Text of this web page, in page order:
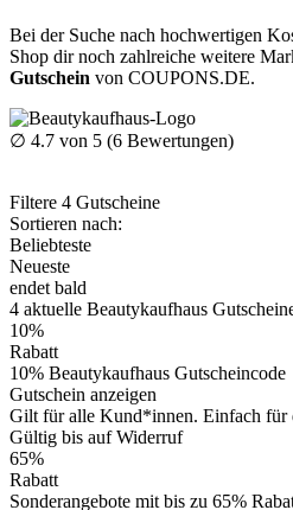
Bei der Suche nach hochwertigen
Shop dir noch zahlreiche weitere
Gutschein von COUPONS.DE.
∅ 4.7 von 5 (6 Bewertungen)
Filtere 4 Gutscheine
Sortieren nach:
Beliebteste
Neueste
endet bald
4 aktuelle Beautykaufhaus
10%
Rabatt
10% Beautykaufhaus Gutscheincode
Gutschein anzeigen
Gilt für alle Kund*innen. Einfach für
Gültig bis auf Widerruf
65%
Rabatt
Sonderangebote mit bis zu 65%